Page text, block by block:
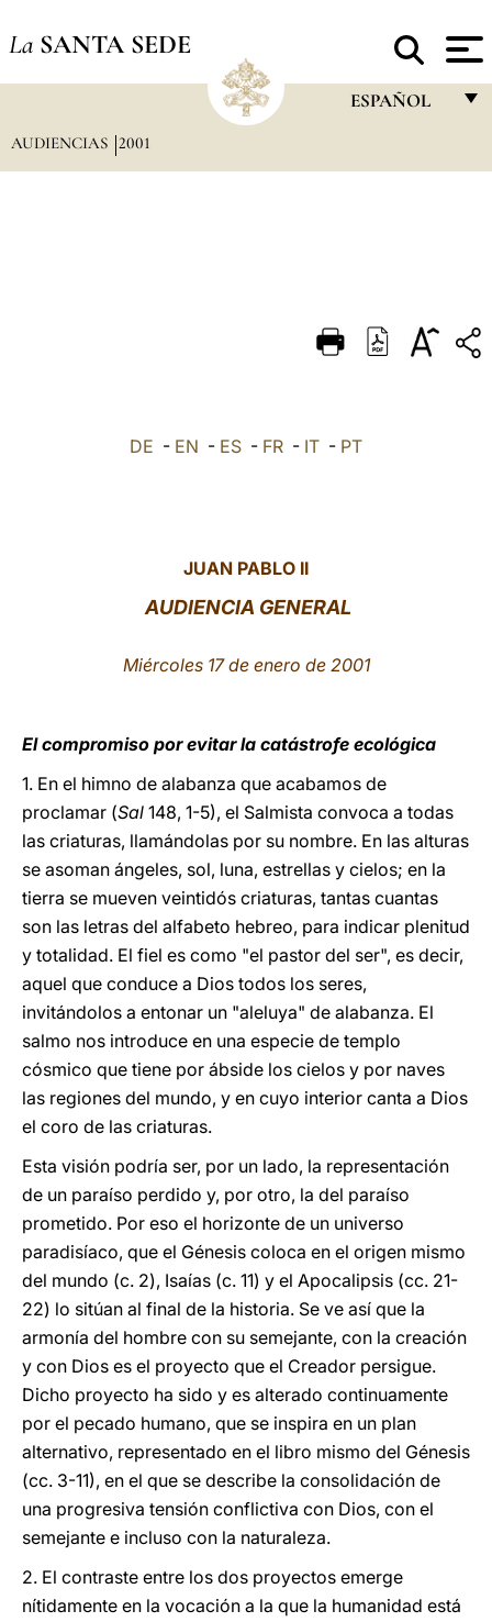
La SANTA SEDE
ESPAÑOL
DEUTSCH
العربيّة
AUDIENCIAS 2001
DE - EN - ES - FR - IT - PT
JUAN PABLO II
AUDIENCIA GENERAL
Miércoles 17 de enero de 2001
El compromiso por evitar la catástrofe ecológica
1. En el himno de alabanza que acabamos de
proclamar (Sal 148, 1-5), el Salmista convoca a todas
las criaturas, llamándolas por su nombre. En las alturas
se asoman ángeles, sol, luna, estrellas y cielos; en la
tierra se mueven veintidós criaturas, tantas cuantas
son las letras del alfabeto hebreo, para indicar plenitud
y totalidad. El fiel es como "el pastor del ser", es decir,
aquel que conduce a Dios todos los seres,
invitándolos a entonar un "aleluya" de alabanza. El
salmo nos introduce en una especie de templo
cósmico que tiene por ábside los cielos y por naves
las regiones del mundo, y en cuyo interior canta a Dios
el coro de las criaturas.
Esta visión podría ser, por un lado, la representación
de un paraíso perdido y, por otro, la del paraíso
prometido. Por eso el horizonte de un universo
paradisíaco, que el Génesis coloca en el origen mismo
del mundo (c. 2), Isaías (c. 11) y el Apocalipsis (cc. 21-
22) lo sitúan al final de la historia. Se ve así que la
armonía del hombre con su semejante, con la creación
y con Dios es el proyecto que el Creador persigue.
Dicho proyecto ha sido y es alterado continuamente
por el pecado humano, que se inspira en un plan
alternativo, representado en el libro mismo del Génesis
(cc. 3-11), en el que se describe la consolidación de
una progresiva tensión conflictiva con Dios, con el
semejante e incluso con la naturaleza.
2. El contraste entre los dos proyectos emerge
nítidamente en la vocación a la que la humanidad está